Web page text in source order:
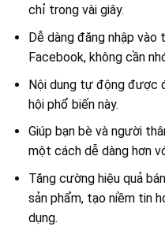
chỉ trong vài giây.
Dễ dàng đăng nhập vào
Facebook, không cần
Nội dung tự động được
hội phổ biến này.
Giúp bạn bè và người
một cách dễ dàng hơn
Tăng cường hiệu quả
sản phẩm, tạo niềm tin
dụng.